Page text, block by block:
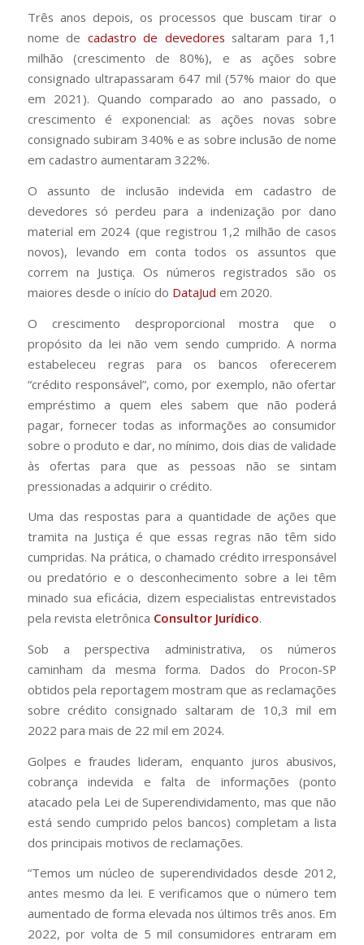
Três anos depois, os processos que buscam tirar o
nome de cadastro de devedores saltaram para 1,1
milhão (crescimento de 80%), e as ações sobre
consignado ultrapassaram 647 mil (57% maior do que
em 2021). Quando comparado ao ano passado, o
crescimento é exponencial: as ações novas sobre
consignado subiram 340% e as sobre inclusão de nome
em cadastro aumentaram 322%.
O assunto de inclusão indevida em cadastro de
devedores só perdeu para a indenização por dano
material em 2024 (que registrou 1,2 milhão de casos
novos), levando em conta todos os assuntos que
correm na Justiça. Os números registrados são os
maiores desde o início do DataJud em 2020.
O crescimento desproporcional mostra que o
propósito da lei não vem sendo cumprido. A norma
estabeleceu regras para os bancos oferecerem
“crédito responsável”, como, por exemplo, não ofertar
empréstimo a quem eles sabem que não poderá
pagar, fornecer todas as informações ao consumidor
sobre o produto e dar, no mínimo, dois dias de validade
às ofertas para que as pessoas não se sintam
pressionadas a adquirir o crédito.
Uma das respostas para a quantidade de ações que
tramita na Justiça é que essas regras não têm sido
cumpridas. Na prática, o chamado crédito irresponsável
ou predatório e o desconhecimento sobre a lei têm
minado sua eficácia, dizem especialistas entrevistados
pela revista eletrônica Consultor Jurídico.
Sob a perspectiva administrativa, os números
caminham da mesma forma. Dados do Procon-SP
obtidos pela reportagem mostram que as reclamações
sobre crédito consignado saltaram de 10,3 mil em
2022 para mais de 22 mil em 2024.
Golpes e fraudes lideram, enquanto juros abusivos,
cobrança indevida e falta de informações (ponto
atacado pela Lei de Superendividamento, mas que não
está sendo cumprido pelos bancos) completam a lista
dos principais motivos de reclamações.
“Temos um núcleo de superendividados desde 2012,
antes mesmo da lei. E verificamos que o número tem
aumentado de forma elevada nos últimos três anos. Em
2022, por volta de 5 mil consumidores entraram em